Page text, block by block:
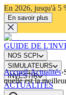
En 2026, jusqu'à 5
En savoir plus
GUIDE DE
NOS SCPI
SIMULATEURS
INVESTIR
ACTUALITÉS
Accueil›Actualités›
quelle est la